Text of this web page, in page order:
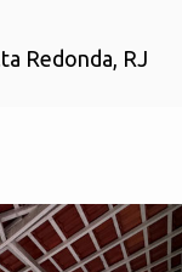
Redonda, RJ